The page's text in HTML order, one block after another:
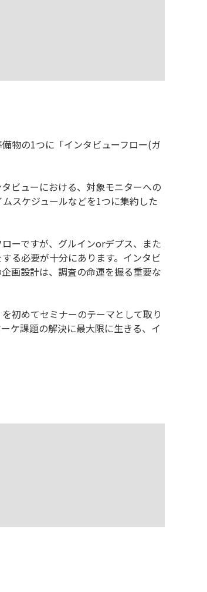
物の1つに「インタビューフロー(ガ
ビューにおける、対象モニターへの
スケジュールなどを1つに集約した
ーですが、グルインorデプス、また
る必要が十分にあります。インタビ
画設計は、調査の命運を握る重要な
初めてセミナーのテーマとして取り
ケ課題の解決に最大限に生きる、イ